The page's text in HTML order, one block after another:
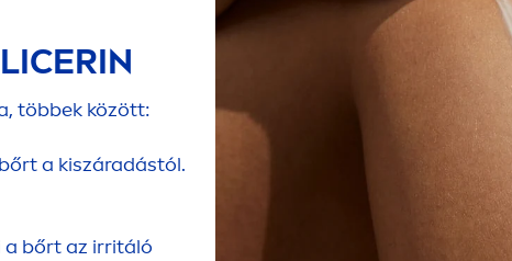
többek között:
a kiszáradástól.
a bőrt az irritáló